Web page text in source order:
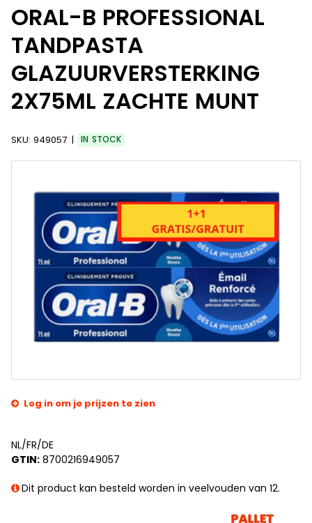
ORAL-B PROFESSIONAL
TANDPASTA
GLAZUURVERSTERKING
2X75ML ZACHTE MUNT
SKU: 949057 IN STOCK
Log in om je prijzen te zien
NL/FR/DE
GTIN: 8700216949057
Dit product kan besteld worden in veelvouden van 12.